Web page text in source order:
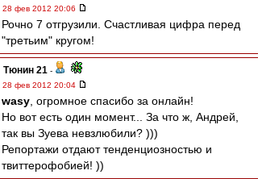
28 фев 2012 20:06
Рочно 7 отгрузили. Счастливая цифра перед
"третьим" кругом!
Тюнин 21 -
28 фев 2012 20:04
wasy , огромное спасибо за онлайн!
Но вот есть один момент... За что ж, Андрей,
так вы Зуева невзлюбили? )))
Репортажи отдают тенденциозностью и
твиттерофобией! ))